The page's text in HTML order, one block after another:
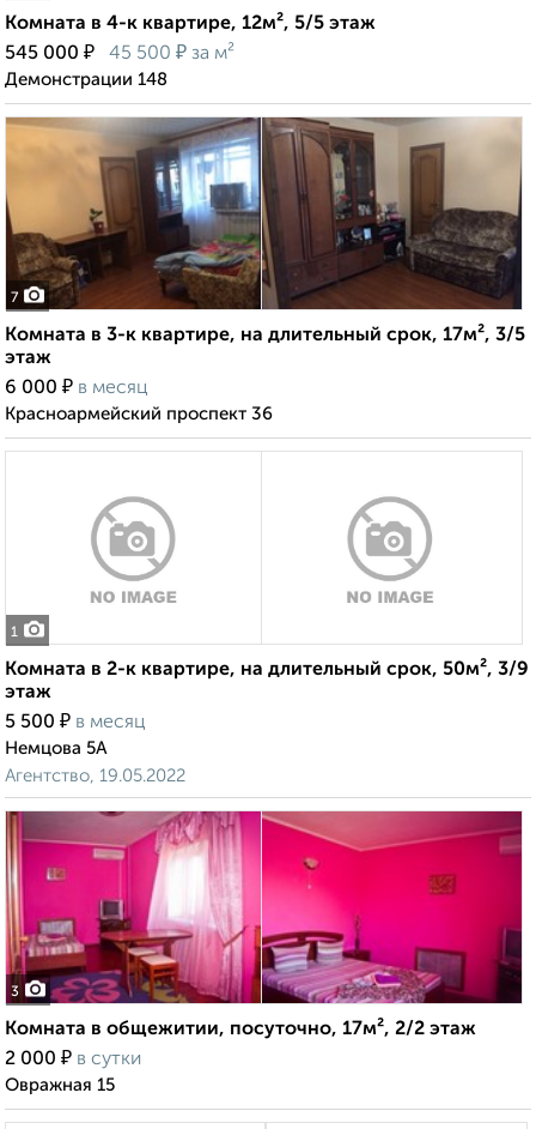
Комната в 4-к квартире, 12м², 5/5 этаж
545 000 ₽ 45 500 ₽ за м²
Демонстрации 148
7
Комната в 3-к квартире, на длительный срок, 17м², 3/5
этаж
6 000 ₽ в месяц
Красноармейский проспект 36
1
Комната в 2-к квартире, на длительный срок, 50м², 3/9
этаж
5 500 ₽ в месяц
Немцова 5А
Агентство, 19.05.2022
3
Комната в общежитии, посуточно, 17м², 2/2 этаж
2 000 ₽ в сутки
Овражная 15